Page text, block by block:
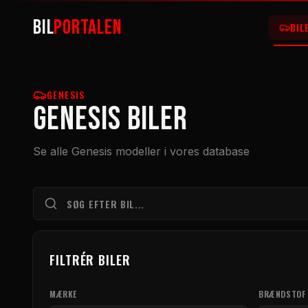
BILPORTALEN
GENESIS
Genesis BILER
Se alle Genesis modeller i vores database
FILTRÉR BILER
MÆRKE BRÆNDSTOF